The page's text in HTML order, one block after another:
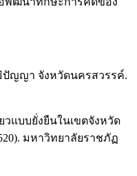
ปัญญา จังหวัดนครสวรรค์.
แบบยั่งยืนในเขตจังหวัด
มหาวิทยาลัยราชภัฏ